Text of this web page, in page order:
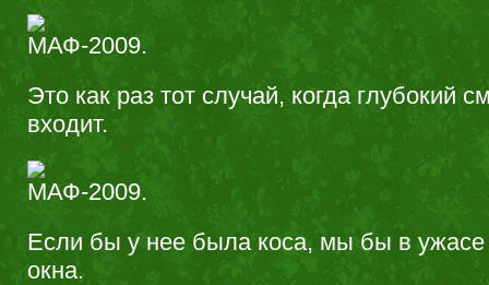
Это как раз тот случай, когда глубокий
входит.
Если бы у нее была коса, мы бы в ужасе
окна.